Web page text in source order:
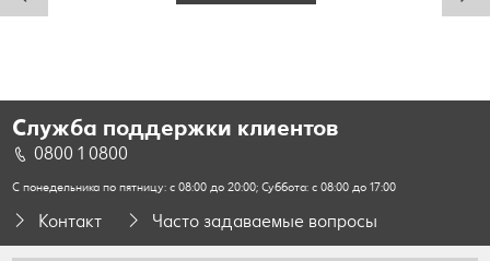
Служба поддержки клиентов
0800 1 0800
С понедельника по пятницу: с 08:00 до 20:00; Суббота: с 08:00 до 17:00
Контакт Часто задаваемые вопросы